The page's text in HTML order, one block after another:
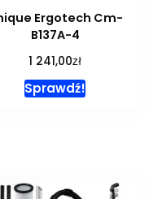
Ergotech Cm-
B137A-4
1 241,00zł
Sprawdź!